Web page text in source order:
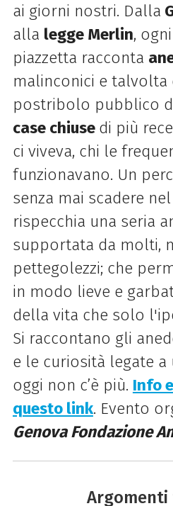
ai giorni nostri. Dalla
alla legge Merlin,
piazzetta racconta
malinconici e talvolta
postribolo pubblico
case chiuse di più
ci viveva, chi le
funzionavano. Un
senza mai scadere
rispecchia una seria
supportata da molti,
pettegolezzi; che
in modo lieve e
della vita che solo
Si raccontano gli
e le curiosità legate a
oggi non c’è più. Info
questo link. Evento
Genova Fondazione